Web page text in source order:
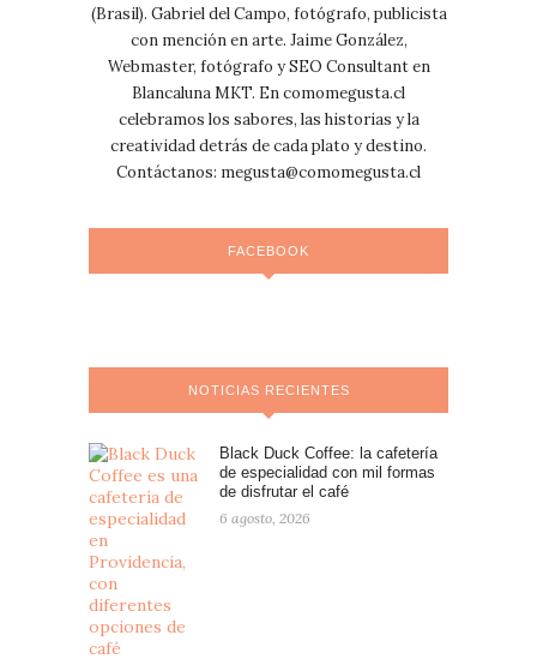
(Brasil). Gabriel del Campo, fotógrafo, publicista
con mención en arte. Jaime González,
Webmaster, fotógrafo y SEO Consultant en
Blancaluna MKT. En comomegusta.cl
celebramos los sabores, las historias y la
creatividad detrás de cada plato y destino.
Contáctanos: megusta@comomegusta.cl
FACEBOOK
NOTICIAS RECIENTES
Black Duck Coffee: la cafetería
de especialidad con mil formas
de disfrutar el café
6 agosto, 2026